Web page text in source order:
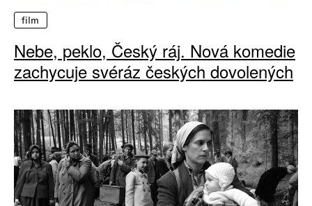
film
Nebe, peklo, Český ráj. Nová komedie
zachycuje svéráz českých dovolených